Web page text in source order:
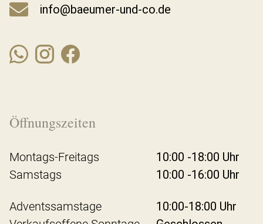
info@baeumer-und-co.de
Öffnungszeiten
Montags-Freitags
10:00 -18:00 Uhr
Samstags
10:00 -16:00 Uhr
Adventssamstage
10:00-18:00 Uhr